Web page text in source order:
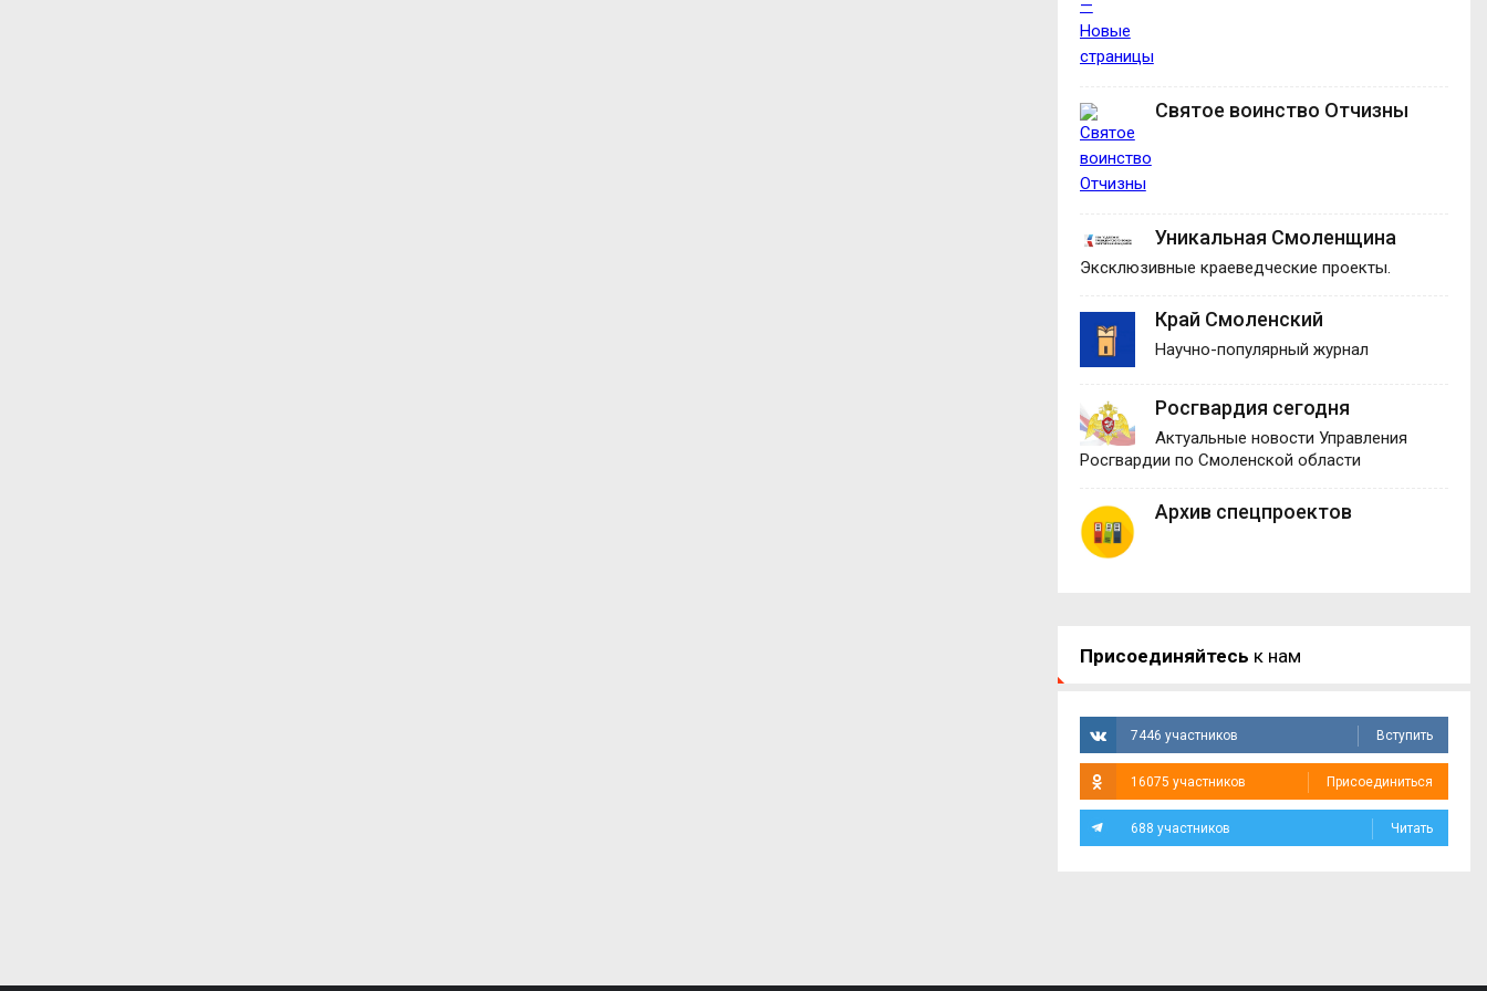
Святое воинство Отчизны
Уникальная Смоленщина
Эксклюзивные краеведческие проекты.
Край Смоленский
Научно-популярный журнал
Росгвардия сегодня
Актуальные новости Управления
Росгвардии по Смоленской области
Архив спецпроектов
Присоединяйтесь к нам
7446 участников Вступить
16075 участников Присоединиться
688 участников Читать